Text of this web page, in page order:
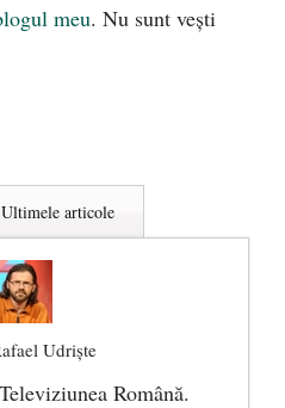
meu. Nu sunt vești
Ultimele articole
Udriște
Română.